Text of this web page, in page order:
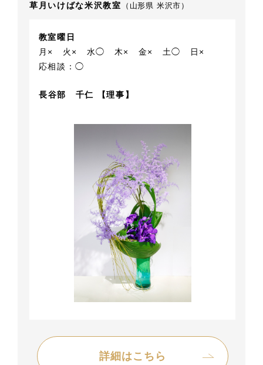
草月いけばな米沢教室 （山形県 米沢市）
教室曜日
月×
火× 水◯ 木× 金× 土◯
日×
応相談：◯
長谷部 千仁 【理事】
詳細はこちら